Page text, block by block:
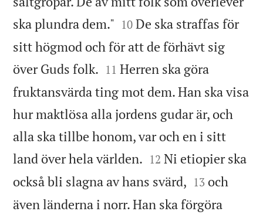
ska plundra dem." 

10 De ska straffas för
sitt högmod och för att de förhävt sig
över Guds folk. 

11 Herren ska göra
fruktansvärda ting mot dem. Han ska visa
hur maktlösa alla jordens gudar är, och
alla ska tillbe honom, var och en i sitt
land över hela världen. 

12 Ni etiopier ska
också bli slagna av hans svärd, 

13 och
även länderna i norr. Han ska förgöra